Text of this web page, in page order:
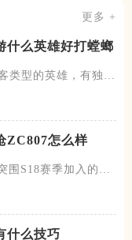
更多 +
什么英雄好打螳螂
类型的英雄，有独特
ZC807怎么样
围S18赛季加入的新
什么技巧